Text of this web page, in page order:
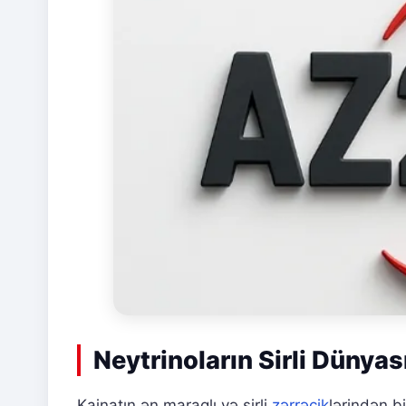
Neytrinoların Sirli